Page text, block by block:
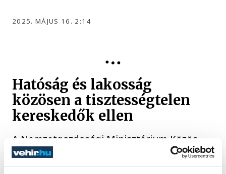
2025. MÁJUS 16. 2:14
Hatóság és lakosság
közösen a tisztességtelen
kereskedők ellen
A Nemzetgazdasági Minisztérium Közös
ügyünk a fogyasztóvédelem címmel
indított online konzultációt, hogy a